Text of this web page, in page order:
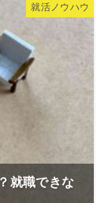
就活ノウハウ
就職できな